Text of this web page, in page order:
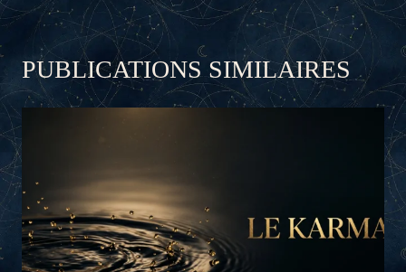
PUBLICATIONS SIMILAIRES